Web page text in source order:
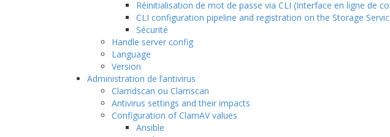
Réinitialisation de mot de passe via CLI (Interface en ligne de
CLI configuration pipeline and registration on the Storage
Sécurité
Handle server config
Language
Version
Administration de l’antivirus
Clamdscan ou Clamscan
Antivirus settings and their impacts
Configuration of ClamAV values
Ansible